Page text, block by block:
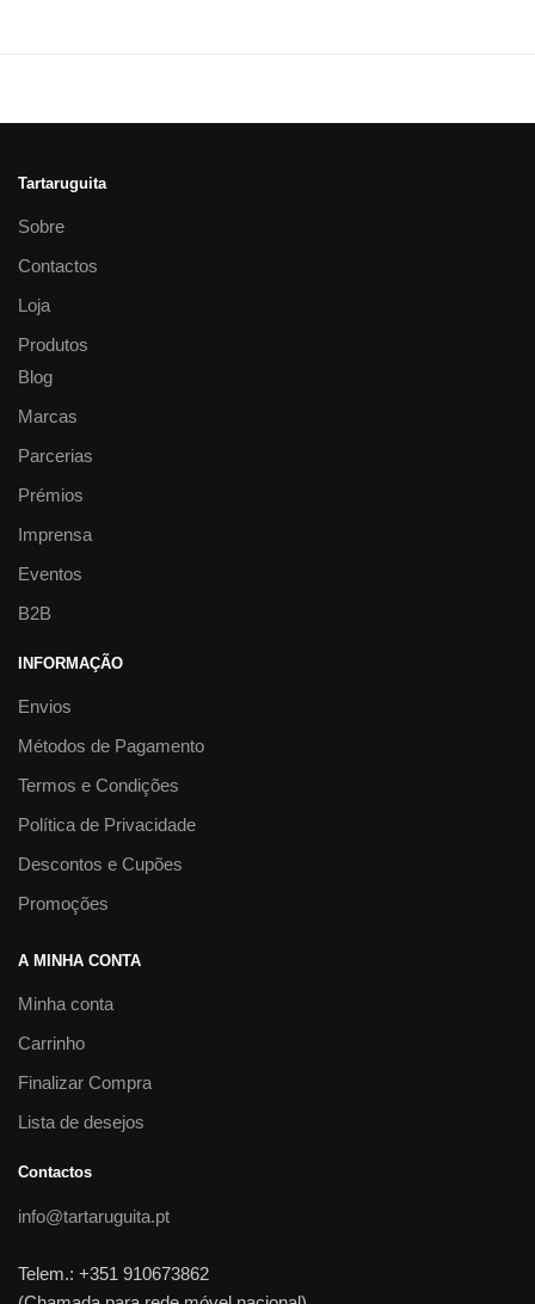
Tartaruguita
Sobre
Contactos
Loja
Produtos
Blog
Marcas
Parcerias
Prémios
Imprensa
Eventos
B2B
INFORMAÇÃO
Envios
Métodos de Pagamento
Termos e Condições
Política de Privacidade
Descontos e Cupões
Promoções
A MINHA CONTA
Minha conta
Carrinho
Finalizar Compra
Lista de desejos
Contactos
info@tartaruguita.pt
Telem.: +351 910673862